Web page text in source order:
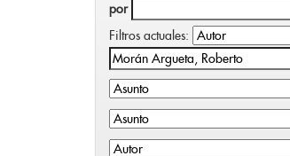
por
Filtros actuales: